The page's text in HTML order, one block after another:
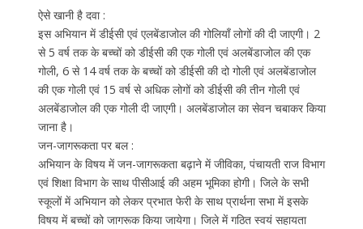
ऐसे खानी है दवा :
इस अभियान में डीईसी एवं एलबेंडाजोल की गोलियाँ लोगों की दी जाएगी। 2
से 5 वर्ष तक के बच्चों को डीईसी की एक गोली एवं अलबेंडाजोल की एक
गोली, 6 से 14 वर्ष तक के बच्चों को डीईसी की दो गोली एवं अलबेंडाजोल
की एक गोली एवं 15 वर्ष से अधिक लोगों को डीईसी की तीन गोली एवं
अलबेंडाजोल की एक गोली दी जाएगी। अलबेंडाजोल का सेवन चबाकर किया
जाना है।
जन-जागरूकता पर बल :
अभियान के विषय में जन-जागरूकता बढ़ाने में जीविका, पंचायती राज विभाग
एवं शिक्षा विभाग के साथ पीसीआई की अहम भूमिका होगी। जिले के सभी
स्कूलों में अभियान को लेकर प्रभात फेरी के साथ प्रार्थना सभा में इसके
विषय में बच्चों को जागरूक किया जायेगा। जिले में गठित स्वयं सहायता